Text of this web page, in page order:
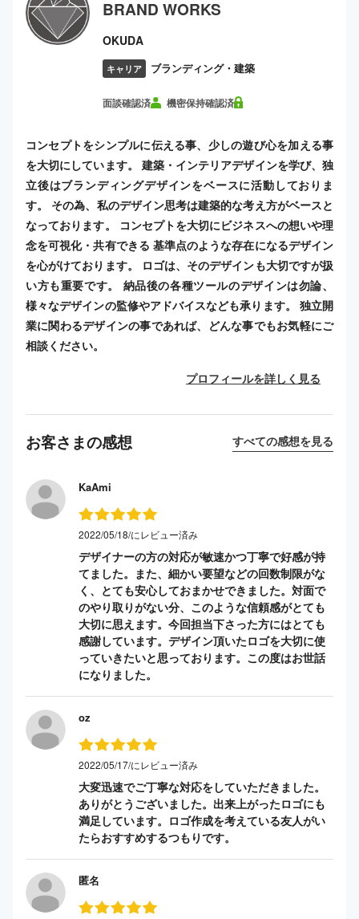
BRAND WORKS
OKUDA
キャリア ブランディング・建築
面談確認済 機密保持確認済
コンセプトをシンプルに伝える事、少しの遊び心を加える事
を大切にしています。 建築・インテリアデザインを学び、独
立後はブランディングデザインをベースに活動しておりま
す。 その為、私のデザイン思考は建築的な考え方がベースと
なっております。 コンセプトを大切にビジネスへの想いや理
念を可視化・共有できる 基準点のような存在になるデザイン
を心がけております。 ロゴは、そのデザインも大切ですが扱
い方も重要です。 納品後の各種ツールのデザインは勿論、
様々なデザインの監修やアドバイスなども承ります。 独立開
業に関わるデザインの事であれば、どんな事でもお気軽にご
相談ください。
プロフィールを詳しく見る
お客さまの感想 すべての感想を見る
KaAmi
2022/05/18/にレビュー済み
デザイナーの方の対応が敏速かつ丁寧で好感が持
てました。また、細かい要望などの回数制限がな
く、とても安心しておまかせできました。対面で
のやり取りがない分、このような信頼感がとても
大切に思えます。今回担当下さった方にはとても
感謝しています。デザイン頂いたロゴを大切に使
っていきたいと思っております。この度はお世話
になりました。
oz
2022/05/17/にレビュー済み
大変迅速でご丁寧な対応をしていただきました。
ありがとうございました。出来上がったロゴにも
満足しています。ロゴ作成を考えている友人がい
たらおすすめするつもりです。
匿名